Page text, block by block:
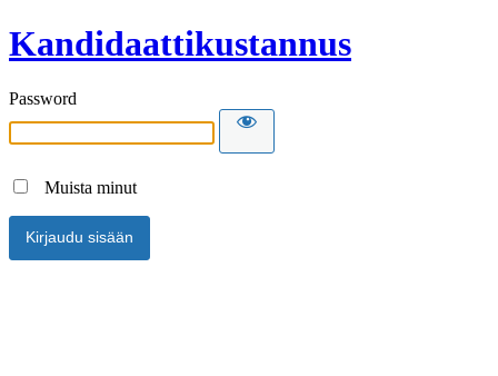
Kandidaattikustannus
Password
Muista minut